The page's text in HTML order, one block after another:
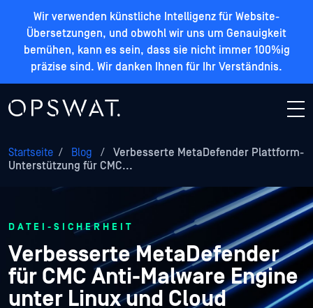
Wir verwenden künstliche Intelligenz für Website-
Übersetzungen, und obwohl wir uns um Genauigkeit
bemühen, kann es sein, dass sie nicht immer 100%ig
präzise sind. Wir danken Ihnen für Ihr Verständnis.
Startseite / Blog /
Verbesserte MetaDefender Plattform-
Unterstützung für CMC...
DATEI-SICHERHEIT
Verbesserte MetaDefender
für CMC Anti-Malware Engine
unter Linux und Cloud